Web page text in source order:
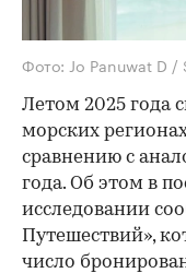
Фото: Jo Panuwat D /
Летом 2025 года
морских
сравнению с
года. Об этом в
исследовании
Путешествий»,
число